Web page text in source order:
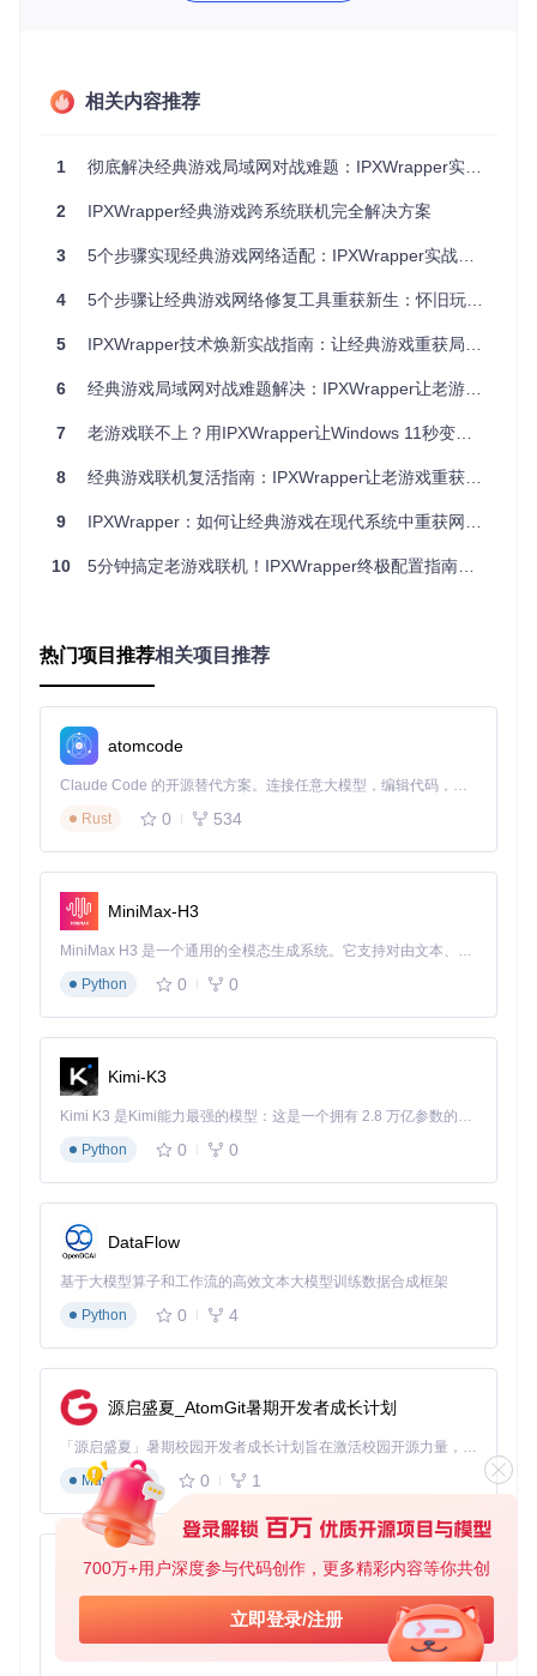
700万+用户深度参与代码创作，更多精彩内容等你共创
立即登录/注册
编译核心组件
⚠️ 编译完成后，在项目根目录会生成wsock32.dll、msw
根据系统架构选择对应注册表文件双击导入：
32位系统：directplay-win32.reg
将编译生成的所有DLL文件复制到游戏可执行文件所在目
录，替换原有文件（建议先备份）。
技术原理解析：IPXWrapper如何实现协议转
网络数据流向图解
核心模块功能解析
1. 网络接口管理模块
适配器。它就像交通管制员📡，决定哪些网络接口用于游戏数
据传输，确保数据包通过正确的网络通道发送。该模块会自动
2. 数据包处理引擎
src/coalesce.c 实现了智能数据包合并技术。当游戏短时间
内发送多个小数据包时，系统会将它们合并成一个较大的数据
减少网络传输中的丢包率。
式的数据转换成UDP协议格式。它解析IPX数据包的网络地
址、数据类型等信息，然后按照UDP协议规范重新封装，使现
代网络能够正确识别和传输这些数据。
应用场景案例：从单机到联机的蜕变
场景一：宿舍局域网对战
在大学宿舍中，只需将IPXWrapper部署到每台电脑的游戏目
录，无需复杂配置，就能让《魔兽争霸III》实现局域网联机对
战。测试套件中的tests/30-eth-ipx.t文件专门验证了这种
以太网环境下的连接稳定性。
场景二：家庭跨平台联机
通过IPXWrapper，Windows 11电脑可以与运行DOSBox的复
古电脑建立连接，实现《红色警戒2》的跨平台对战。只需在D
内即可。
场景三：游戏服务器搭建
对于《星际争霸》等支持服务器模式的游戏，可以在老旧硬件
上搭建专用服务器，通过IPXWrapper实现现代系统客户端的
接入。 tools/ipx-server.c提供了服务器模式的基础实现，
可用于构建稳定的游戏服务环境。
优化技巧：让游戏网络体验更流畅
相关内容推荐
1 彻底解决经典游戏局域网对战难题：IPXWrapper实现Windows 11完美适配的3大方案
2 IPXWrapper经典游戏跨系统联机完全解决方案
3 5个步骤实现经典游戏网络适配：IPXWrapper实战解决方案
4 5个步骤让经典游戏网络修复工具重获新生：怀旧玩家必备指南
5 IPXWrapper技术焕新实战指南：让经典游戏重获局域网联机能力
6 经典游戏局域网对战难题解决：IPXWrapper让老游戏重获新生
7 老游戏联不上？用IPXWrapper让Windows 11秒变经典游戏对战平台
8 经典游戏联机复活指南：IPXWrapper让老游戏重获新生
9 IPXWrapper：如何让经典游戏在现代系统中重获网络对战能力
10 5分钟搞定老游戏联机！IPXWrapper终极配置指南：让经典游戏重获新生
热门项目推荐相关项目推荐
atomcode
Claude Code 的开源替代方案。连接任意大模型，编辑代码，运行命令，自动验证 — 全自动执行。用 Rust 构建，极致性能。 ｜ An open-source alternative to Claude Code. Connect any LLM, edit code, run commands, and verify changes — autonomously. Built in Rust for speed. Get Started
Rust
0 534
MiniMax-H3
MiniMax H3 是一个通用的全模态生成系统。它支持对由文本、图像、视频和音频组成的多模态上下文进行统一理解，并能生成分辨率高达 2K、时长可达 15 秒的带原生立体声音频的视频。得益于面向任务泛化的系统设计，H3 在预训练阶段就已具备广泛的多模态上下文理解与生成能力，能够出色地执行复杂的多模态指令。
Python
0 0
Kimi-K3
Kimi K3 是Kimi能力最强的模型：这是一个拥有 2.8 万亿参数的混合专家（MoE）模型，具备原生视觉理解能力，并支持 100 万 token 的上下文窗口。
Python
0 0
DataFlow
基于大模型算子和工作流的高效文本大模型训练数据合成框架
Python
0 4
源启盛夏_AtomGit暑期开发者成长计划
「源启盛夏」暑期校园开发者成长计划旨在激活校园开源力量，通过积分激励、认证扶持、资源倾斜等形式，引导高校组织和开发者完成「入驻 — 建项目 — 做贡献 — 获认证 — 得资源」的完整闭环。无论你是想带领社团入驻平台的组织者，还是希望用代码贡献证明自己的开发者，都能在这里找到属于你的成长路径。
Markdown
0 1
py-xiaozhi
基于Python的Xiaozhi AI，适用于想要完整Xiaozhi体验而无需拥有专用硬件的用户。
Python
0 1